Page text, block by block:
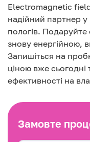
Electromagnetic
надійний партнер у
пологів. Подаруйте
знову енергійною,
Запишіться на
ціною вже сьогодні
ефективності на
Замовте